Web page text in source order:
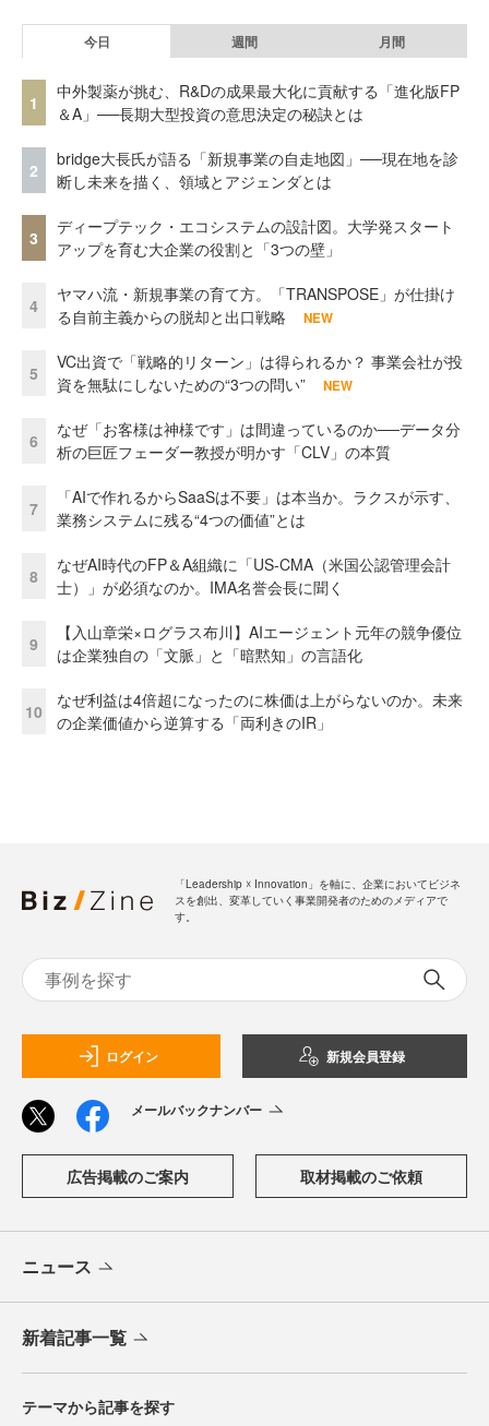
今日 週間 月間
1
中外製薬が挑む、R&Dの成果最大化に貢献する「進化版FP
＆A」──長期大型投資の意思決定の秘訣とは
2
bridge大長氏が語る「新規事業の自走地図」──現在地を診
断し未来を描く、領域とアジェンダとは
3
ディープテック・エコシステムの設計図。大学発スタート
アップを育む大企業の役割と「3つの壁」
4
ヤマハ流・新規事業の育て方。「TRANSPOSE」が仕掛け
る自前主義からの脱却と出口戦略
NEW
5
VC出資で「戦略的リターン」は得られるか？ 事業会社が投
資を無駄にしないための“3つの問い”
NEW
6
なぜ「お客様は神様です」は間違っているのか──データ分
析の巨匠フェーダー教授が明かす「CLV」の本質
7
「AIで作れるからSaaSは不要」は本当か。ラクスが示す、
業務システムに残る“4つの価値”とは
8
なぜAI時代のFP＆A組織に「US-CMA（米国公認管理会計
士）」が必須なのか。IMA名誉会長に聞く
9
【入山章栄×ログラス布川】AIエージェント元年の競争優位
は企業独自の「文脈」と「暗黙知」の言語化
10
なぜ利益は4倍超になったのに株価は上がらないのか。未来
の企業価値から逆算する「両利きのIR」
「Leadership ☓ Innovation」を軸に、企業においてビジネ
スを創出、変革していく事業開発者のためのメディアで
す。
ログイン 新規会員登録
メールバックナンバー
広告掲載のご案内 取材掲載のご依頼
ニュース
新着記事一覧
テーマから記事を探す